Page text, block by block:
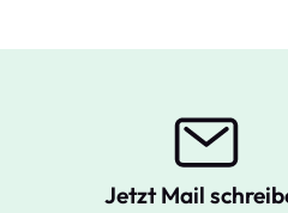
Jetzt Mail